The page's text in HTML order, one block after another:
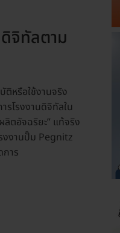
ดิจิทัลตาม
หรือใช้งานจริง
โรงงานดิจิทัลใน
ลิตอัจฉริยะ” แท้จริง
งงานปั๊ม Pegnitz
การ